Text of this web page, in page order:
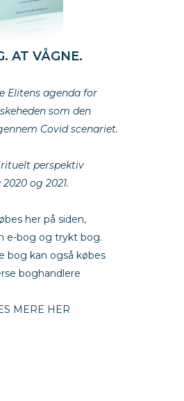
AT VÅGNE.
Elitens agenda for
som den
Covid scenariet.
perspektiv
2020 og 2021.
her på siden,
e-bog og trykt bog.
bog kan også købes
boghandlere
MERE HER